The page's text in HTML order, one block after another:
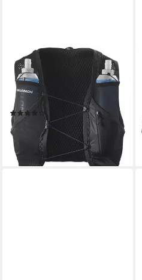
SALOMON
Trinkrucksack ACTIVE SKIN
8, mit Trinksystem, inklusive
Soft Flask, 8 Liter Volumen
ab 92,99 € 115,00 €
-19%
lieferbar - in 1-2 Werktagen bei dir